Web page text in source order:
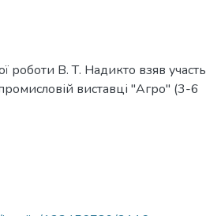
роботи В. Т. Надикто взяв участь
виставці "Агро" (3-6